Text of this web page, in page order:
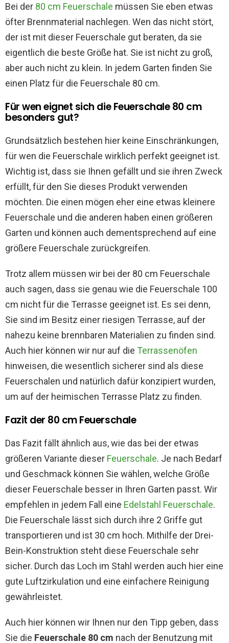
Bei der 80 cm Feuerschale müssen Sie eben etwas
öfter Brennmaterial nachlegen. Wen das nicht stört,
der ist mit dieser Feuerschale gut beraten, da sie
eigentlich die beste Größe hat. Sie ist nicht zu groß,
aber auch nicht zu klein. In jedem Garten finden Sie
einen Platz für die Feuerschale 80 cm.
Für wen eignet sich die Feuerschale 80 cm
besonders gut?
Grundsätzlich bestehen hier keine Einschränkungen,
für wen die Feuerschale wirklich perfekt geeignet ist.
Wichtig ist, dass sie Ihnen gefällt und sie ihren Zweck
erfüllt, für den Sie dieses Produkt verwenden
möchten. Die einen mögen eher eine etwas kleinere
Feuerschale und die anderen haben einen größeren
Garten und können auch dementsprechend auf eine
größere Feuerschale zurückgreifen.
Trotz allem müssen wir bei der 80 cm Feuerschale
auch sagen, dass sie genau wie die Feuerschale 100
cm nicht für die Terrasse geeignet ist. Es sei denn,
Sie sind im Besitz einer riesigen Terrasse, auf der
nahezu keine brennbaren Materialien zu finden sind.
Auch hier können wir nur auf die Terrassenöfen
hinweisen, die wesentlich sicherer sind als diese
Feuerschalen und natürlich dafür konzipiert wurden,
um auf der heimischen Terrasse Platz zu finden.
Fazit der 80 cm Feuerschale
Das Fazit fällt ähnlich aus, wie das bei der etwas
größeren Variante dieser Feuerschale. Je nach Bedarf
und Geschmack können Sie wählen, welche Größe
dieser Feuerschale besser in Ihren Garten passt. Wir
empfehlen in jedem Fall eine Edelstahl Feuerschale.
Die Feuerschale lässt sich durch ihre 2 Griffe gut
transportieren und ist 30 cm hoch. Mithilfe der Drei-
Bein-Konstruktion steht diese Feuerschale sehr
sicher. Durch das Loch im Stahl werden auch hier eine
gute Luftzirkulation und eine einfachere Reinigung
gewährleistet.
Auch hier können wir Ihnen nur den Tipp geben, dass
Sie die Feuerschale 80 cm nach der Benutzung mit